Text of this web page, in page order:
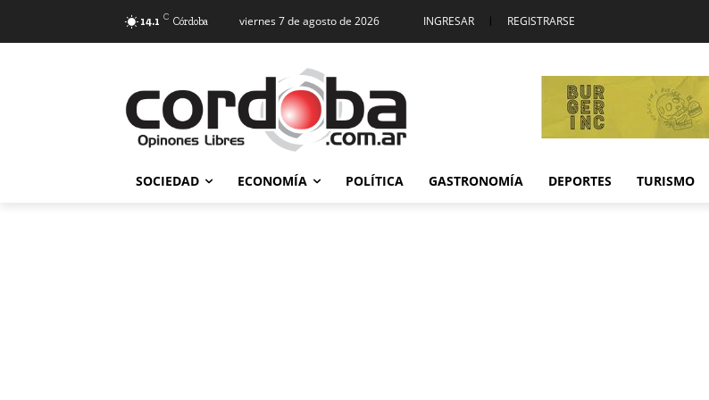
14.1 C Córdoba viernes 7 de agosto de 2026 INGRESAR | REGISTRARSE
SOCIEDAD ECONOMÍA POLÍTICA GASTRONOMÍA DEPORTES TURISMO